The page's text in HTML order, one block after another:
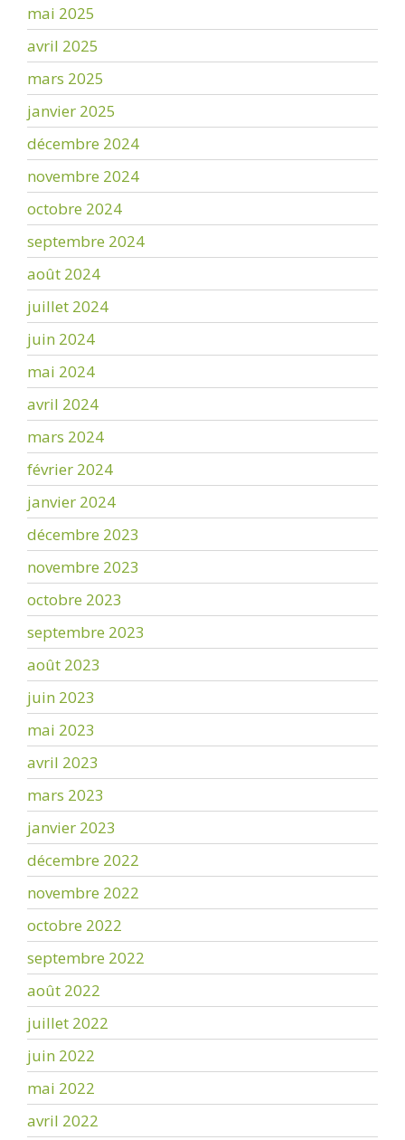
mai 2025
avril 2025
mars 2025
janvier 2025
décembre 2024
novembre 2024
octobre 2024
septembre 2024
août 2024
juillet 2024
juin 2024
mai 2024
avril 2024
mars 2024
février 2024
janvier 2024
décembre 2023
novembre 2023
octobre 2023
septembre 2023
août 2023
juin 2023
mai 2023
avril 2023
mars 2023
janvier 2023
décembre 2022
novembre 2022
octobre 2022
septembre 2022
août 2022
juillet 2022
juin 2022
mai 2022
avril 2022